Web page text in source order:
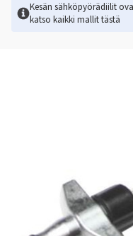
Kesän sähköpyörädiilit
katso kaikki mallittästä